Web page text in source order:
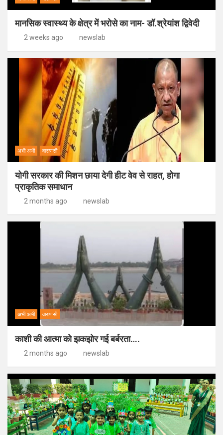
मानसिक स्वास्थ्य के क्षेत्र में भरोसे का नाम- डॉ.श्रेयांश द्विवेदी
2 weeks ago newslab
अभी अभी वाराणसी
योगी सरकार की मिशन छाया देगी हीट वेव से राहत, होगा
प्राकृतिक समाधान
2 months ago newslab
अभी अभी वाराणसी
काशी की आत्मा को झकझोर गई बर्बरता….
2 months ago newslab